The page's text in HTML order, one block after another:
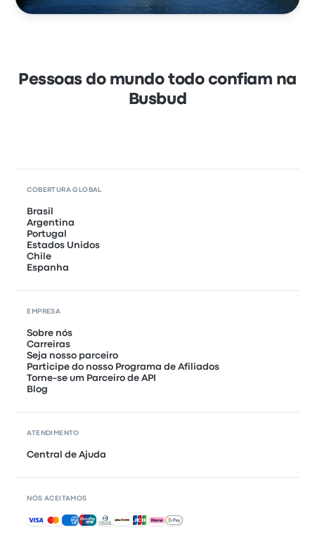
Pessoas do mundo todo confiam na
Busbud
COBERTURA GLOBAL
Brasil
Argentina
Portugal
Estados Unidos
Chile
Espanha
EMPRESA
Sobre nós
Carreiras
Seja nosso parceiro
Participe do nosso Programa de Afiliados
Torne-se um Parceiro de API
Blog
ATENDIMENTO
Central de Ajuda
NÓS ACEITAMOS
Pagamentos aceitos